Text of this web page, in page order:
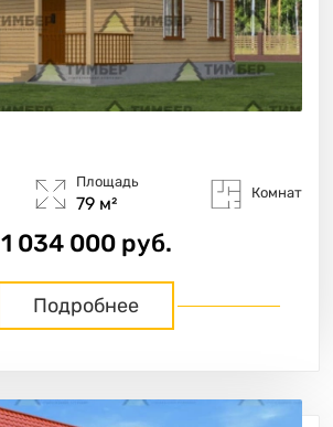
Площадь
79 м²
Комнат
1 034 000 руб.
Подробнее